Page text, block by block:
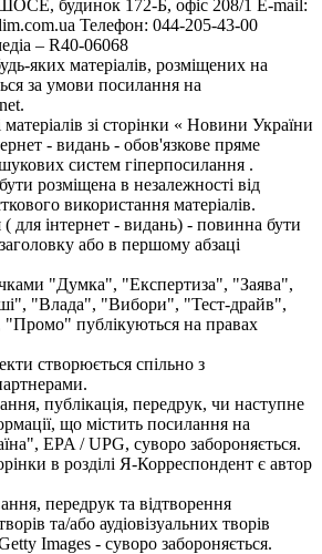
будинок 172-Б, офіс 208/1 E-mail:
Телефон: 044-205-43-00
– R40-06068
яких матеріалів, розміщених на
за умови посилання на
зі сторінки « Новини України
- видань - обов'язкове пряме
систем гіперпосилання .
розміщена в незалежності від
використання матеріалів.
для інтернет - видань) - повинна бути
або в першому абзаці
"Думка", "Експертиза", "Заява",
"Влада", "Вибори", "Тест-драйв",
публікуються на правах
створюється спільно з
публікація, передрук, чи наступне
що містить посилання на
EPA / UPG, суворо забороняється.
в розділі Я-Корреспондент є автор
передрук та відтворення
та/або аудіовізуальних творів
Images - суворо забороняється.